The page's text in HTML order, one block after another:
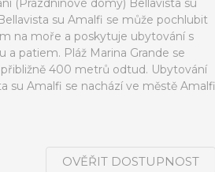
(Prázdninové domy) Bellavista su
su Amalfi se může pochlubit
na moře a poskytuje ubytování s
a patiem. Pláž Marina Grande se
přibližně 400 metrů odtud. Ubytování
su Amalfi se nachází ve městě Amalfi
OVĚŘIT DOSTUPNOST